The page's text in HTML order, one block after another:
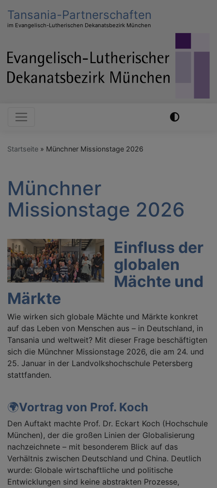
zum
Inhalt
Tansania-Partnerschaften
im Evangelisch-Lutherischen Dekanatsbezirk München
Hauptnavigation
Startseite Münchner Missionstage 2026
Münchner
Missionstage 2026
Einfluss der
globalen
Mächte und
Märkte
Wie wirken sich globale Mächte und Märkte konkret
auf das Leben von Menschen aus – in Deutschland, in
Tansania und weltweit? Mit dieser Frage beschäftigten
sich die Münchner Missionstage 2026, die am 24. und
25. Januar in der Landvolkshochschule Petersberg
stattfanden.
🌍Vortrag von Prof. Koch
Den Auftakt machte Prof. Dr. Eckart Koch (Hochschule
München), der die großen Linien der Globalisierung
nachzeichnete – mit besonderem Blick auf das
Verhältnis zwischen Deutschland und China. Deutlich
wurde: Globale wirtschaftliche und politische
Entwicklungen sind keine abstrakten Prozesse,